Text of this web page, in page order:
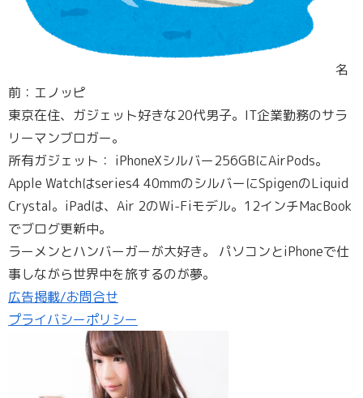
名
前：エノッピ
東京在住、ガジェット好きな20代男子。IT企業勤務のサラ
リーマンブロガー。
所有ガジェット： iPhoneXシルバー256GBにAirPods。
Apple Watchはseries4 40mmのシルバーにSpigenのLiquid
Crystal。iPadは、Air 2のWi-Fiモデル。12インチMacBook
でブログ更新中。
ラーメンとハンバーガーが大好き。 パソコンとiPhoneで仕
事しながら世界中を旅するのが夢。
広告掲載/お問合せ
プライバシーポリシー